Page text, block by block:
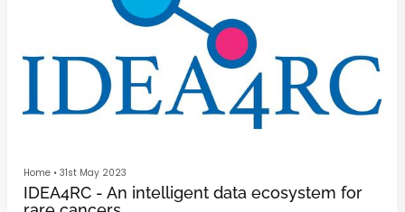
Home •31st May 2023
IDEA4RC - An intelligent data ecosystem for